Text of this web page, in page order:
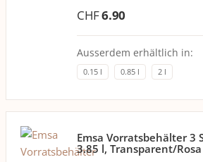
CHF6.90
Ausserdem erhältlich in:
0.15 l 0.85 l 2 l
Emsa Vorratsbehälter 3
3.85 l, Transparent/Rosa